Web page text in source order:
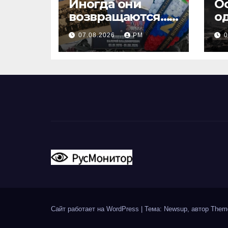
Иногда они
возвращаются…
Или не
возвращаются
07.08.2026 РМ
Сайт работает на WordPress | Тема: Newsup, автор